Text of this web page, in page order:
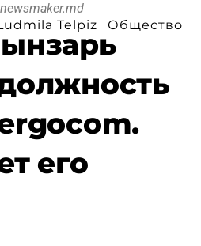
Telpiz Общество
его